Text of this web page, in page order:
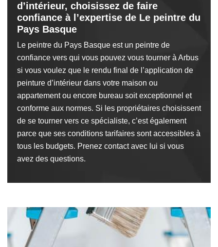
d’intérieur, choisissez de faire
confiance à l’expertise de Le peintre du
Pays Basque
Le peintre du Pays Basque est un peintre de
confiance vers qui vous pouvez vous tourner à Arbus
si vous voulez que le rendu final de l’application de
peinture d’intérieur dans votre maison ou
appartement ou encore bureau soit exceptionnel et
conforme aux normes. Si les propriétaires choisissent
de se tourner vers ce spécialiste, c’est également
parce que ses conditions tarifaires sont accessibles à
tous les budgets. Prenez contact avec lui si vous
avez des questions.